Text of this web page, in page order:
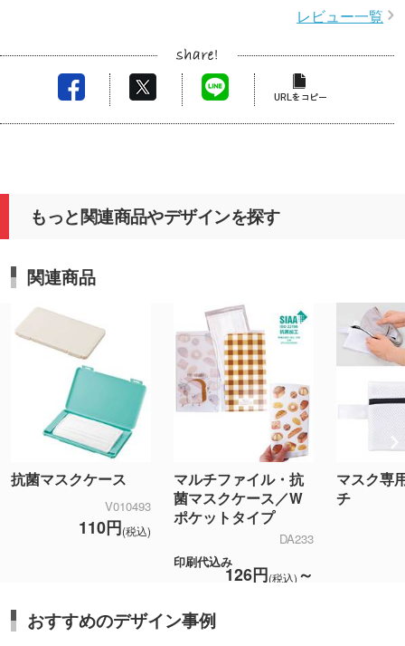
レビュー一覧
もっと関連商品やデザインを探す
関連商品
抗菌マスクケース
V010493
110円(税込)
マルチファイル・抗
菌マスクケース／W
ポケットタイプ
DA233
印刷代込み
126円(税込) ～
マスク専
チ
おすすめのデザイン事例